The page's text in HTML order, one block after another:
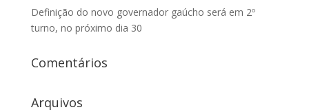
Definição do novo governador gaúcho será em 2º
turno, no próximo dia 30
Comentários
Arquivos